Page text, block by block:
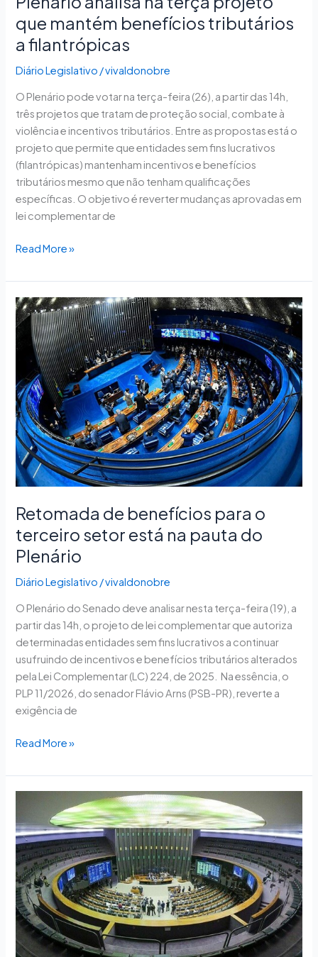
que mantém benefícios tributários
a filantrópicas
Diário Legislativo /vivaldonobre
O Plenário pode votar na terça-feira (26), a partir das 14h,
três projetos que tratam de proteção social, combate à
violência e incentivos tributários. Entre as propostas está o
projeto que permite que entidades sem fins lucrativos
(filantrópicas) mantenham incentivos e benefícios
tributários mesmo que não tenham qualificações
específicas. O objetivo é reverter mudanças aprovadas em
lei complementar de
Read More »
Retomada de benefícios para o
terceiro setor está na pauta do
Plenário
Diário Legislativo /vivaldonobre
O Plenário do Senado deve analisar nesta terça-feira (19), a
partir das 14h, o projeto de lei complementar que autoriza
determinadas entidades sem fins lucrativos a continuar
usufruindo de incentivos e benefícios tributários alterados
pela Lei Complementar (LC) 224, de 2025. Na essência, o
PLP 11/2026, do senador Flávio Arns (PSB-PR), reverte a
exigência de
Retomada
de
benefícios
para
terceiro
setor
está
na
pauta
do
Read More »
na
quarta
retomada
de
isenção
tributária
ao
Terceiro